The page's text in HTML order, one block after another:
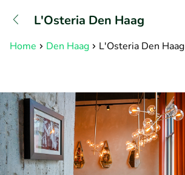
L'Osteria Den Haag
Home Den Haag L'Osteria Den Haag